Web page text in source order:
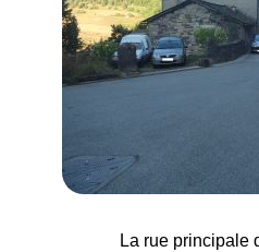
La rue principale